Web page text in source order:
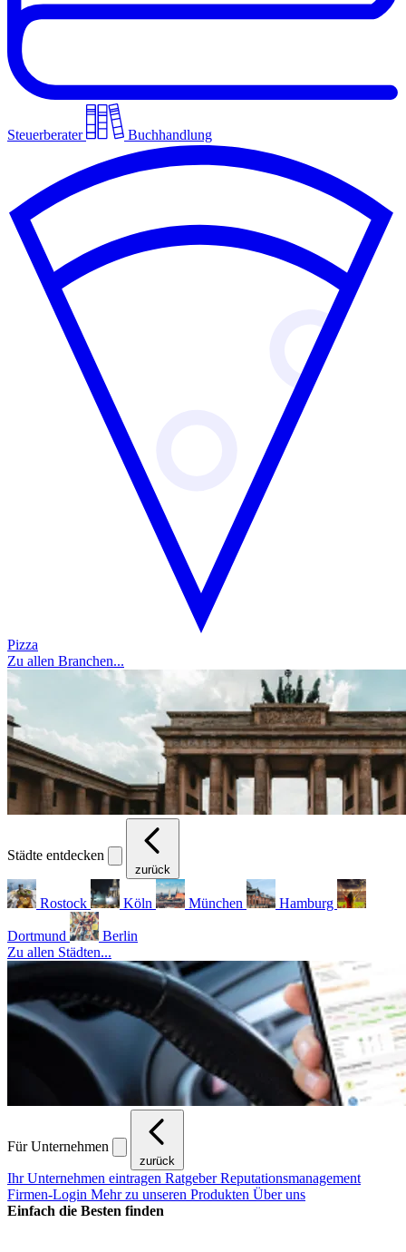
Steuerberater Buchhandlung
Pizza
Zu allen Branchen...
Städte entdecken
zurück
Rostock Köln München Hamburg
Dortmund
Berlin
Zu allen Städten...
Für Unternehmen
zurück
Ihr Unternehmen eintragen Ratgeber Reputationsmanagement
Firmen-Login Mehr zu unseren Produkten Über uns
Einfach die Besten finden